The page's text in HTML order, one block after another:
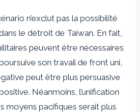
n’exclut pas la possibilité
le détroit de Taiwan. En fait,
peuvent être nécessaires
son travail de front uni,
peut être plus persuasive
Néanmoins, l’unification
moyens pacifiques serait plus